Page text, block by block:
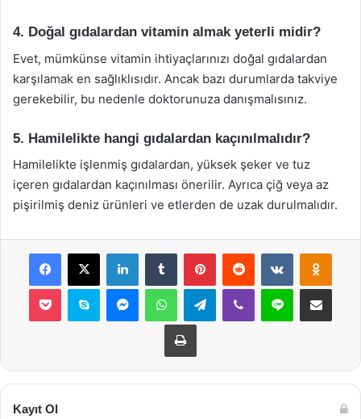
4. Doğal gıdalardan vitamin almak yeterli midir?
Evet, mümkünse vitamin ihtiyaçlarınızı doğal gıdalardan
karşılamak en sağlıklısıdır. Ancak bazı durumlarda takviye
gerekebilir, bu nedenle doktorunuza danışmalısınız.
5. Hamilelikte hangi gıdalardan kaçınılmalıdır?
Hamilelikte işlenmiş gıdalardan, yüksek şeker ve tuz
içeren gıdalardan kaçınılması önerilir. Ayrıca çiğ veya az
pişirilmiş deniz ürünleri ve etlerden de uzak durulmalıdır.
Facebook
X LinkedInTumblr PinterestReddit VKontakte
Pocket Skype MessengerWhatsAppTelegramViber Line E-Posta ile
Yazdır
Kayıt Ol